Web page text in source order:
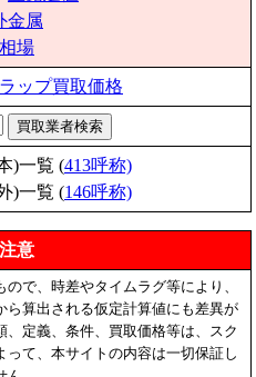
金属
場
ップ買取価格
)一覧 (413呼称)
)一覧 (146呼称)
意
で、時差やタイムラグ等により、
算出される仮定計算値にも差異が
定義、条件、買取価格等は、スク
て、本サイトの内容は一切保証し